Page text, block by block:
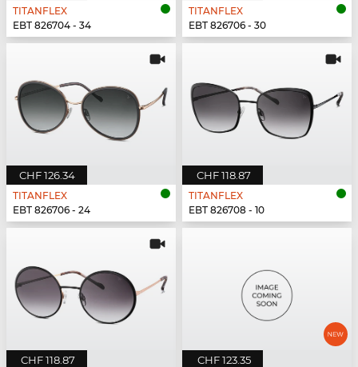
TITANFLEX
EBT 826704 - 34
TITANFLEX
EBT 826706 - 30
CHF 126.34
TITANFLEX
EBT 826706 - 24
CHF 118.87
TITANFLEX
EBT 826708 - 10
CHF 118.87 CHF 123.35